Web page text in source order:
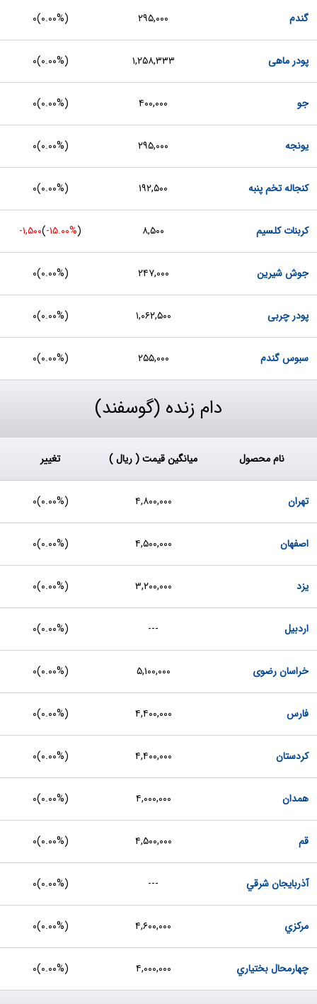
گندم ۲۹۵,۰۰۰ (۰.۰۰%)۰
پودر ماهی ۱,۲۵۸,۳۳۳ (۰.۰۰%)۰
جو ۴۰۰,۰۰۰ (۰.۰۰%)۰
یونجه ۲۹۵,۰۰۰ (۰.۰۰%)۰
کنجاله تخم پنبه ۱۹۲,۵۰۰ (۰.۰۰%)۰
کربنات کلسیم ۸,۵۰۰ (‎-۱۵.۰۰%‏)-۱,۵۰۰
جوش شیرین ۲۴۷,۰۰۰ (۰.۰۰%)۰
پودر چربی ۱,۰۶۲,۵۰۰ (۰.۰۰%)۰
سبوس گندم ۲۵۵,۰۰۰ (۰.۰۰%)۰
دام زنده (گوسفند)
نام محصول میانگین قیمت ( ریال ) تغییر
تهران ۴,۸۰۰,۰۰۰ (۰.۰۰%)۰
اصفهان ۴,۵۰۰,۰۰۰ (۰.۰۰%)۰
یزد ۳,۲۰۰,۰۰۰ (۰.۰۰%)۰
اردبیل ---
(۰.۰۰%)۰
خراسان رضوی ۵,۱۰۰,۰۰۰ (۰.۰۰%)۰
فارس ۴,۴۰۰,۰۰۰ (۰.۰۰%)۰
کردستان ۴,۴۰۰,۰۰۰ (۰.۰۰%)۰
همدان ۴,۰۰۰,۰۰۰ (۰.۰۰%)۰
قم ۴,۵۰۰,۰۰۰ (۰.۰۰%)۰
آذربايجان شرقي ---
(۰.۰۰%)۰
مرکزي ۴,۶۰۰,۰۰۰ (۰.۰۰%)۰
چهارمحال بختياري ۴,۰۰۰,۰۰۰ (۰.۰۰%)۰